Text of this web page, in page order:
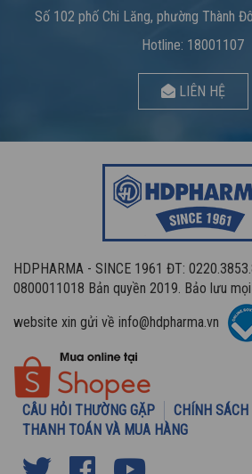
Số 102 phố Chi Lăng, phường Thành
Hotline: 18001107
LIÊN HỆ
HDPHARMA - SINCE 1961 ĐT:
0800011018 Bản quyền 2019. Bảo lưu
website xin gửi về info@hdpharma.vn
CÂU HỎI THƯỜNG GẶP
CHÍNH
THANH TOÁN VÀ MUA HÀNG